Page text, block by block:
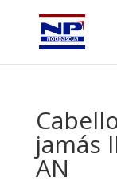
jamás
AN